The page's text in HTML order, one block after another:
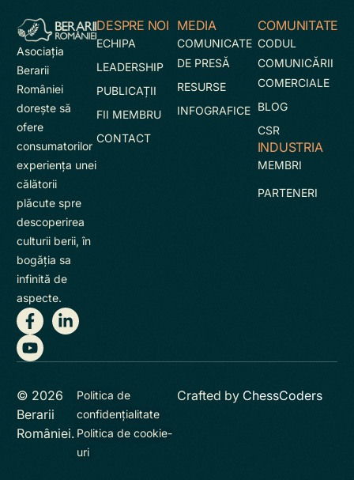
Asociaţia
Berarii
României
doreşte să
ofere
consumatorilor
experienţa unei
călătorii
plăcute spre
descoperirea
culturii berii, în
bogăţia sa
infinită de
aspecte.
DESPRE NOI
ECHIPA
LEADERSHIP
PUBLICAȚII
FII MEMBRU
CONTACT
MEDIA
COMUNICATE
DE PRESĂ
RESURSE
INFOGRAFICE
COMUNITATE
CODUL
COMUNICĂRII
COMERCIALE
BLOG
CSR
INDUSTRIA
MEMBRI
PARTENERI
© 2026
Berarii
României.
Politica de
confidențialitate
Politica de cookie-
uri
Crafted by ChessCoders